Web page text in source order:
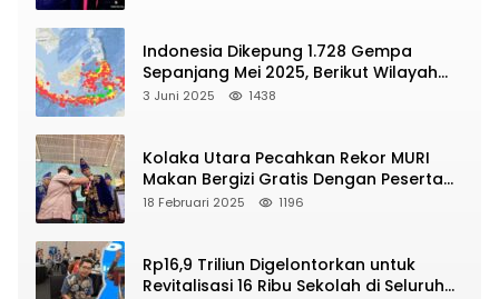
Indonesia Dikepung 1.728 Gempa
Sepanjang Mei 2025, Berikut Wilayah
Yang Intens Diguncang!
3 Juni 2025 1438
Kolaka Utara Pecahkan Rekor MURI
Makan Bergizi Gratis Dengan Peserta
Terbanyak
18 Februari 2025 1196
Rp16,9 Triliun Digelontorkan untuk
Revitalisasi 16 Ribu Sekolah di Seluruh